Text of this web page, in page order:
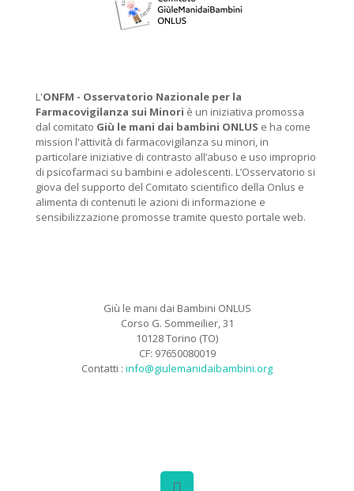
L'ONFM - Osservatorio Nazionale per la
Farmacovigilanza sui Minori è un iniziativa promossa
dal comitato Giù le mani dai bambini ONLUS e ha come
mission l'attività di farmacovigilanza su minori, in
particolare iniziative di contrasto all’abuso e uso improprio
di psicofarmaci su bambini e adolescenti. L’Osservatorio si
giova del supporto del Comitato scientifico della Onlus e
alimenta di contenuti le azioni di informazione e
sensibilizzazione promosse tramite questo portale web.
Giù le mani dai Bambini ONLUS
Corso G. Sommeilier, 31
10128 Torino (TO)
CF: 97650080019
Contatti : info@giulemanidaibambini.org